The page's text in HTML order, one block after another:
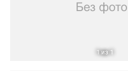
1 из 1